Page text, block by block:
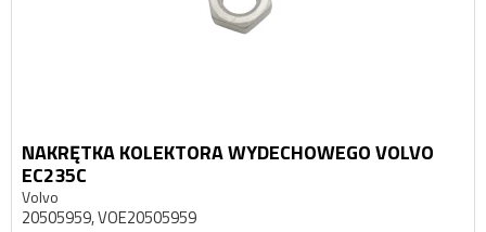
NAKRĘTKA KOLEKTORA WYDECHOWEGO VOLVO
EC235C
Volvo
20505959, VOE20505959